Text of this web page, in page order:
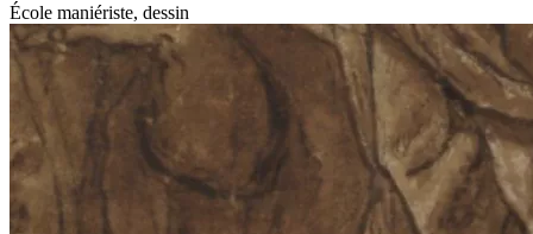
École maniériste, dessin